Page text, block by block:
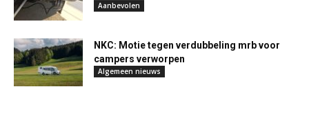
Aanbevolen
NKC: Motie tegen verdubbeling mrb voor
campers verworpen
Algemeen nieuws